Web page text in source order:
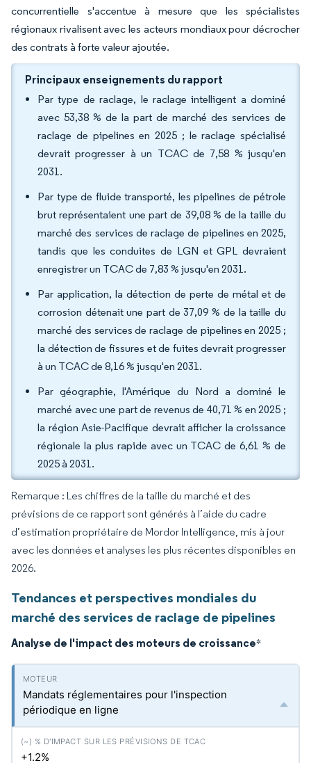
concurrentielle s'accentue à mesure que les spécialistes
régionaux rivalisent avec les acteurs mondiaux pour décrocher
des contrats à forte valeur ajoutée.
Principaux enseignements du rapport
Par type de raclage, le raclage intelligent a dominé
avec 53,38 % de la part de marché des services de
raclage de pipelines en 2025 ; le raclage spécialisé
devrait progresser à un TCAC de 7,58 % jusqu'en
2031.
Par type de fluide transporté, les pipelines de pétrole
brut représentaient une part de 39,08 % de la taille du
marché des services de raclage de pipelines en 2025,
tandis que les conduites de LGN et GPL devraient
enregistrer un TCAC de 7,83 % jusqu'en 2031.
Par application, la détection de perte de métal et de
corrosion détenait une part de 37,09 % de la taille du
marché des services de raclage de pipelines en 2025 ;
la détection de fissures et de fuites devrait progresser
à un TCAC de 8,16 % jusqu'en 2031.
Par géographie, l'Amérique du Nord a dominé le
marché avec une part de revenus de 40,71 % en 2025 ;
la région Asie-Pacifique devrait afficher la croissance
régionale la plus rapide avec un TCAC de 6,61 % de
2025 à 2031.
Remarque : Les chiffres de la taille du marché et des
prévisions de ce rapport sont générés à l’aide du cadre
d’estimation propriétaire de Mordor Intelligence, mis à jour
avec les données et analyses les plus récentes disponibles en
2026.
Tendances et perspectives mondiales du
marché des services de raclage de pipelines
Analyse de l'impact des moteurs de croissance*
Mandats réglementaires pour l'inspection
périodique en ligne
+1.2%